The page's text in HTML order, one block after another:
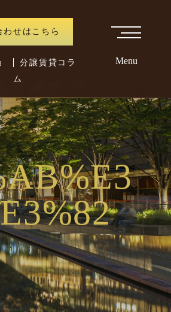
わせはこちら
分譲賃貸コラ
ム
Menu